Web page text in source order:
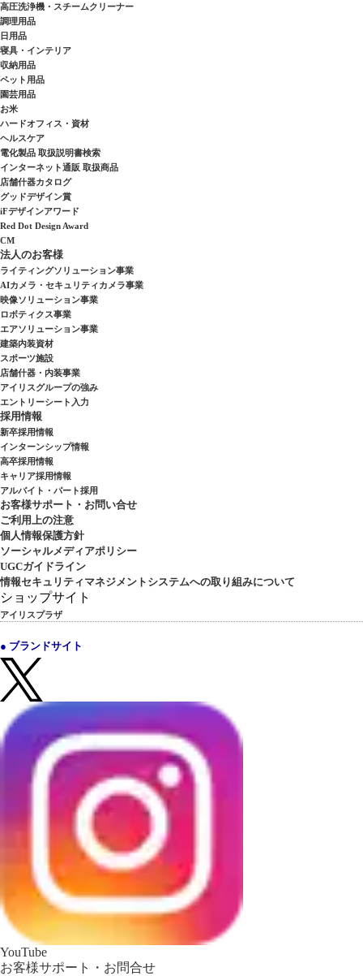
高圧洗浄機・スチームクリーナー
調理用品
日用品
寝具・インテリア
収納用品
ペット用品
園芸用品
お米
ハードオフィス・資材
ヘルスケア
電化製品 取扱説明書検索
インターネット通販 取扱商品
店舗什器カタログ
グッドデザイン賞
iFデザインアワード
Red Dot Design Award
CM
法人のお客様
ライティングソリューション事業
AIカメラ・セキュリティカメラ事業
映像ソリューション事業
ロボティクス事業
エアソリューション事業
建築内装資材
スポーツ施設
店舗什器・内装事業
アイリスグループの強み
エントリーシート入力
採用情報
新卒採用情報
インターンシップ情報
高卒採用情報
キャリア採用情報
アルバイト・パート採用
お客様サポート・お問い合せ
ご利用上の注意
個人情報保護方針
ソーシャルメディアポリシー
UGCガイドライン
情報セキュリティマネジメントシステムへの取り組みについて
ショップサイト
アイリスプラザ
● ブランドサイト
YouTube
お客様サポート・お問合せ